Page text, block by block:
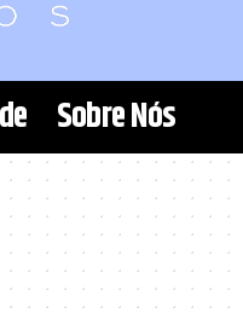
Sobre Nós